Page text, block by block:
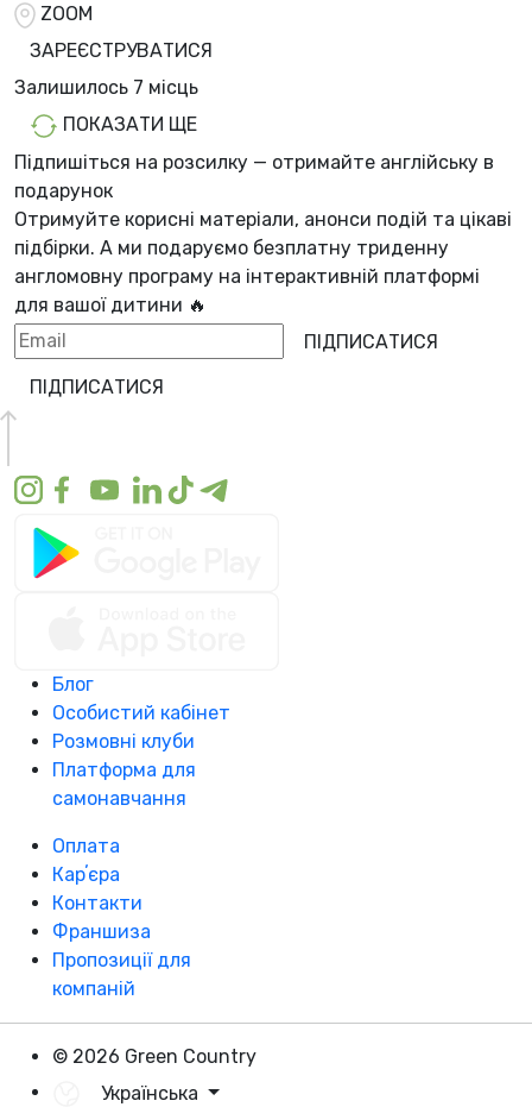
ZOOM
ЗАРЕЄСТРУВАТИСЯ
Залишилось 7 місць
ПОКАЗАТИ ЩЕ
Підпишіться на розсилку — отримайте англійську в
подарунок
Отримуйте корисні матеріали, анонси подій та цікаві
підбірки. А ми подаруємо безплатну триденну
англомовну програму на інтерактивній платформі
для вашої дитини 🔥
ПІДПИСАТИСЯ
ПІДПИСАТИСЯ
Блог
Особистий кабінет
Розмовні клуби
Платформа для
самонавчання
Оплата
Карʼєра
Контакти
Франшиза
Пропозиції для
компаній
© 2026 Green Country
Українська